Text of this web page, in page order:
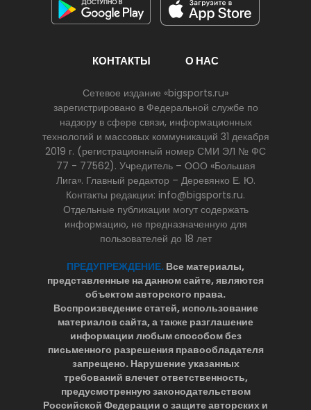
КОНТАКТЫ О НАС
Сетевое издание «bigsports.ru»
зарегистрировано в Федеральной службе по
надзору в сфере связи, информационных
технологий и массовых коммуникаций 31 декабря
2019 г. (регистрационный номер СМИ ЭЛ № ФС
77 - 77562). Учредитель – ООО «Большая
Лига». Главный редактор – Деревянко Е. Ю.
Контакты редакции: info@bigsports.ru.
Отдельные публикации могут содержать
информацию, не предназначенную для
пользователей до 18 лет
ПРЕДУПРЕЖДЕНИЕ. Все материалы,
представленные на данном сайте, являются
объектом авторского права.
Воспроизведение статей, использование
материалов сайта, а также разглашение
информации любым способом без
письменного разрешения правообладателя
запрещено. Нарушение указанных
требований влечет ответственность,
предусмотренную законодательством
Российской Федерации о защите авторских и